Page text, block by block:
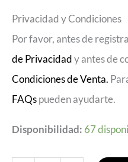
Privacidad y Condiciones
Por favor, antes de
de Privacidady antes de
Condiciones de Venta.
FAQspueden ayudarte.
Disponibilidad: 67